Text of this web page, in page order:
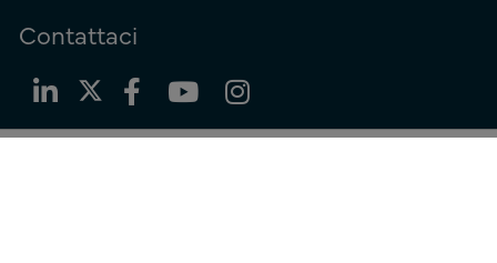
Contattaci